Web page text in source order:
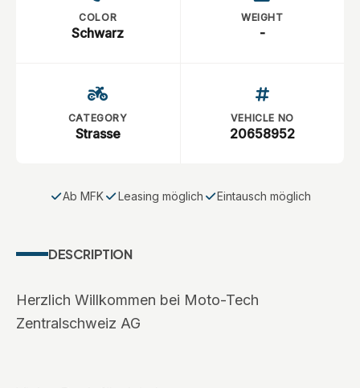
COLOR
Schwarz
WEIGHT
-
CATEGORY
Strasse
VEHICLE NO
20658952
Ab MFK Leasing möglich Eintausch möglich
DESCRIPTION
Herzlich Willkommen bei Moto-Tech
Zentralschweiz AG